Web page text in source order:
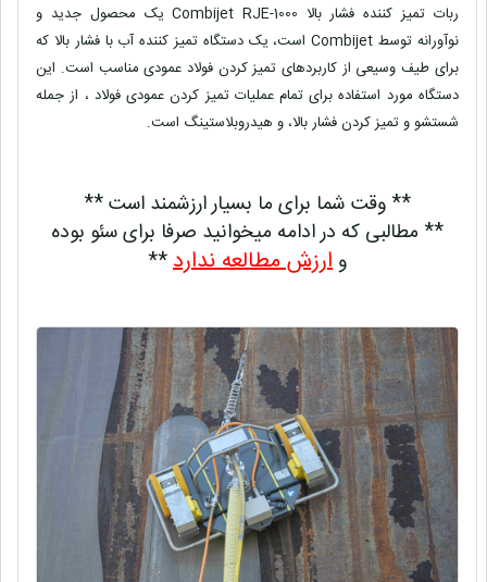
ربات تمیز کننده فشار بالا Combijet RJE-1000 یک محصول جدید و
نوآورانه توسط Combijet است، یک دستگاه تمیز کننده آب با فشار بالا که
برای طیف وسیعی از کاربردهای تمیز کردن فولاد عمودی مناسب است. این
دستگاه مورد استفاده برای تمام عملیات تمیز کردن عمودی فولاد ، از جمله
شستشو و تمیز کردن فشار بالا، و هیدروبلاستینگ است.
** وقت شما برای ما بسیار ارزشمند است **
** مطالبی که در ادامه میخوانید صرفا برای سئو بوده
وارزش مطالعه ندارد**